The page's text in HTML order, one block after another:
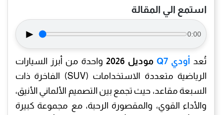
استمع الي المقالة
► 0:00
تُعد أودي Q7 موديل 2026
واحدة من أبرز السيارات
الرياضية متعددة الاستخدامات (SUV) الفاخرة ذات
السبعة مقاعد، حيث تجمع بين التصميم الألماني الأنيق،
والأداء القوي، والمقصورة الرحبة، مع مجموعة كبيرة